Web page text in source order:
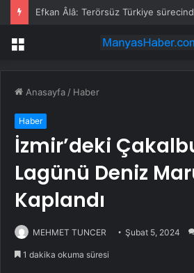
Menü
Anasayfa / Haber
Haber
İzmir’deki
Lagünü Deniz
Kaplandı
MEHMET TUNCER Şubat 5, 2024
1 dakika okuma süresi